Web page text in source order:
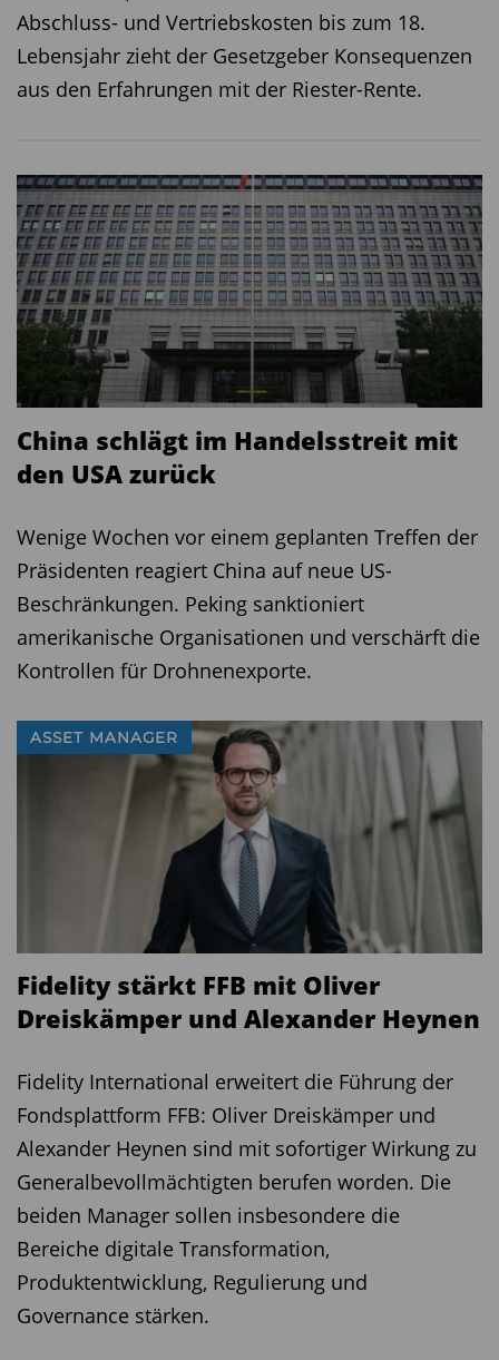
Abschluss- und Vertriebskosten bis zum 18.
Lebensjahr zieht der Gesetzgeber Konsequenzen
aus den Erfahrungen mit der Riester-Rente.
China schlägt im Handelsstreit mit
den USA zurück
Wenige Wochen vor einem geplanten Treffen der
Präsidenten reagiert China auf neue US-
Beschränkungen. Peking sanktioniert
amerikanische Organisationen und verschärft die
Kontrollen für Drohnenexporte.
ASSET MANAGER
Fidelity stärkt FFB mit Oliver
Dreiskämper und Alexander Heynen
Fidelity International erweitert die Führung der
Fondsplattform FFB: Oliver Dreiskämper und
Alexander Heynen sind mit sofortiger Wirkung zu
Generalbevollmächtigten berufen worden. Die
beiden Manager sollen insbesondere die
Bereiche digitale Transformation,
Produktentwicklung, Regulierung und
Governance stärken.